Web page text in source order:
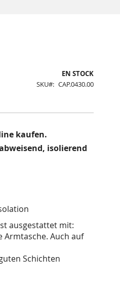
EN STOCK
SKU
CAP.0430.00
kaufen.
isolierend
ist ausgestattet mit:
Armtasche. Auch auf
Schichten